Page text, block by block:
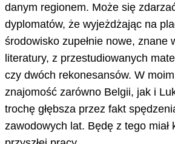
danym regionem. Może się
dyplomatów, że wyjeżdżając na
środowisko zupełnie nowe, znane
literatury, z przestudiowanych
czy dwóch rekonesansów. W
znajomość zarówno Belgii, jak i
trochę głębsza przez fakt
zawodowych lat. Będę z tego miał